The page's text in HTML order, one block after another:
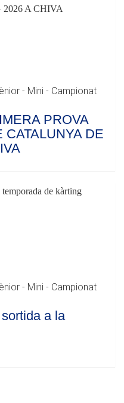
- Mini - Campionat
PROVA
CATALUNYA DE
- Mini - Campionat
a la